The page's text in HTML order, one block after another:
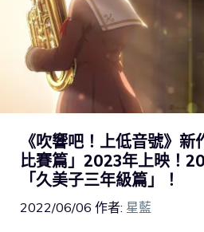
《吹響吧！上低音號》
比賽篇」2023年上映！
「久美子三年級篇」！
2022/06/06 作者: 星藍